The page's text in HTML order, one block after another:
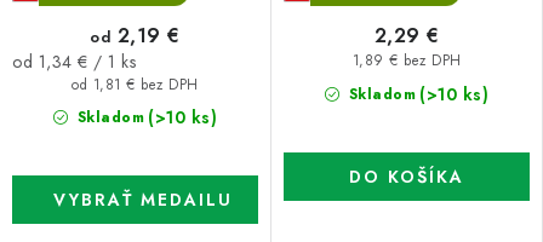
Skladom (>10 ks)
od 1,81 € bez DPH
od 2,19 €
Jednotková
od 1,34 € / 1 ks
Skladom (>10 ks)
1,89 € bez DPH
2,29 €
DO KOŠÍKA